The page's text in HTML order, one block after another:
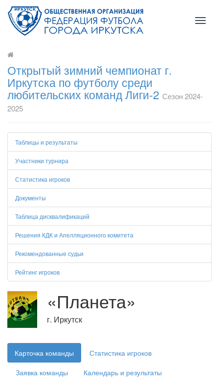
Открытый зимний чемпионат г.
Иркутска по футболу среди
любительских команд Лиги-2 Сезон 2024-
2025
Таблицы и результаты
Участники турнира
Статистика игроков
Документы
Таблица дисквалификаций
Решения КДК и Апелляционного комитета
Рекомендованные судьи
Рейтинг игроков
«Планета»
г. Иркутск
Карточка команды
Статистика игроков
Заявка команды
Календарь и результаты